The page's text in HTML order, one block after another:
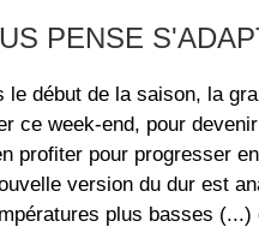
PENSE
le début de la saison, la
ce week-end, pour
profiter pour progresser
version du dur est
plus basses